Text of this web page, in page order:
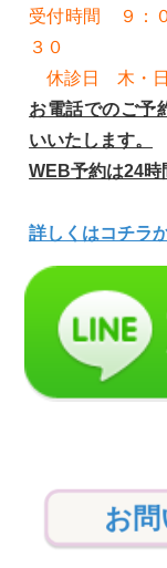
受付時間 ９：
３０
休診日 木・
お電話でのご予
いいたします。
WEB予約は24時
詳しくはコチラ
お